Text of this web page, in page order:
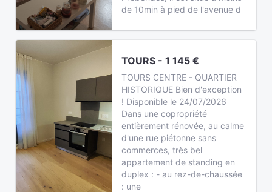
de 10min à pied de l'avenue d
TOURS - 1 145 €
TOURS CENTRE - QUARTIER
HISTORIQUE Bien d'exception
! Disponible le 24/07/2026
Dans une copropriété
entièrement rénovée, au calme
d'une rue piétonne sans
commerces, très bel
appartement de standing en
duplex : - au rez-de-chaussée
: une